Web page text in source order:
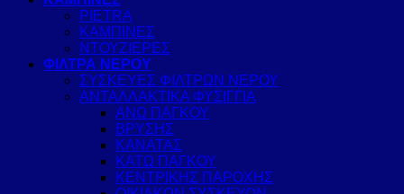
PIETRA
ΚΑΜΠΙΝΕΣ
ΝΤΟΥΖΙΕΡΕΣ
ΦΙΛΤΡΑ ΝΕΡΟΥ
ΣΥΣΚΕΥΕΣ ΦΙΛΤΡΩΝ ΝΕΡΟΥ
ΑΝΤΑΛΛΑΚΤΙΚΑ ΦΥΣΙΓΓΙΑ
ΑΝΩ ΠΑΓΚΟΥ
ΒΡΥΣΗΣ
ΚΑΝΑΤΑΣ
ΚΑΤΩ ΠΑΓΚΟΥ
ΚΕΝΤΡΙΚΗΣ ΠΑΡΟΧΗΣ